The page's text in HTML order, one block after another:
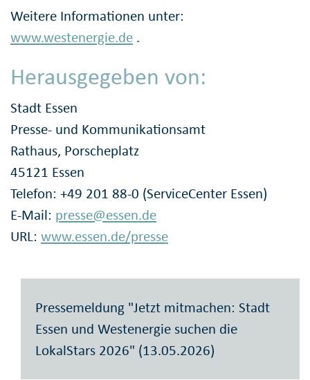
Weitere Informationen unter:
www.westenergie.de .
Herausgegeben von:
Stadt Essen
Presse- und Kommunikationsamt
Rathaus, Porscheplatz
45121 Essen
Telefon: +49 201 88-0 (ServiceCenter Essen)
E-Mail: presse@essen.de
URL: www.essen.de/presse
Pressemeldung "Jetzt mitmachen: Stadt
Essen und Westenergie suchen die
LokalStars 2026" (13.05.2026)